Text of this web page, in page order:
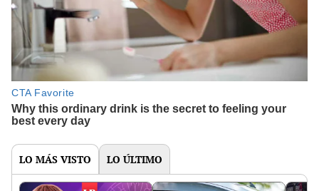
LO MÁS VISTO LO ÚLTIMO